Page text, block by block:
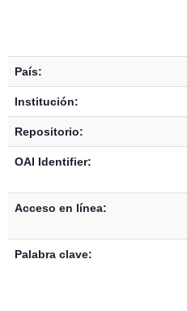
País:
Institución:
Repositorio:
OAI Identifier:
Acceso en línea:
Palabra clave: